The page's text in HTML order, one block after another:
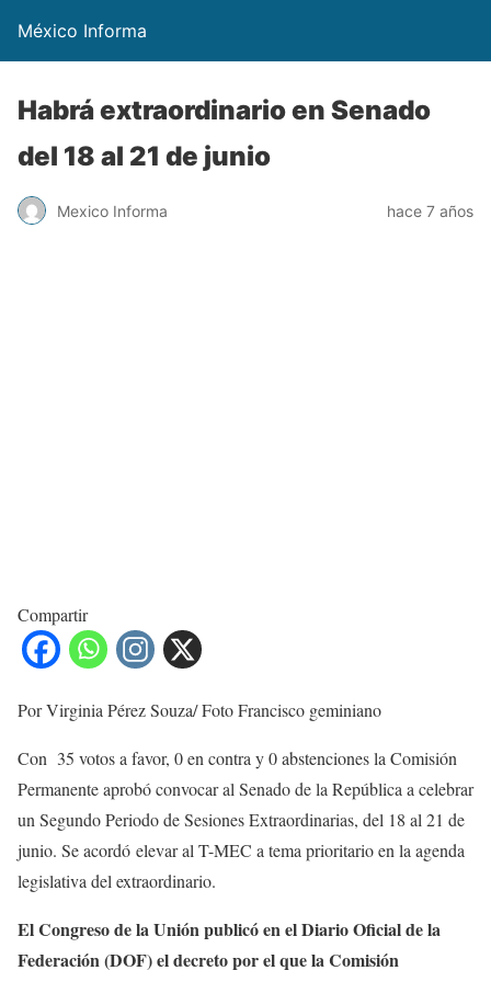
México Informa
Habrá extraordinario en Senado
del 18 al 21 de junio
Mexico Informa hace 7 años
Compartir
Por Virginia Pérez Souza/ Foto Francisco geminiano
Con 35 votos a favor, 0 en contra y 0 abstenciones la Comisión
Permanente aprobó convocar al Senado de la República a celebrar
un Segundo Periodo de Sesiones Extraordinarias, del 18 al 21 de
junio. Se acordó elevar al T-MEC a tema prioritario en la agenda
legislativa del extraordinario.
El Congreso de la Unión publicó en el Diario Oficial de la
Federación (DOF) el decreto por el que la Comisión